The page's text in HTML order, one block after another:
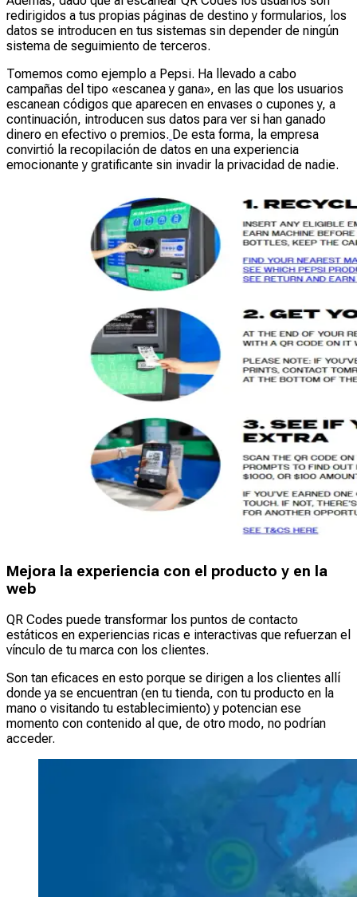
redirigidos a tus propias páginas de destino y formularios, los
datos se introducen en tus sistemas sin depender de ningún
sistema de seguimiento de terceros.
Tomemos como ejemplo a Pepsi. Ha llevado a cabo
campañas del tipo «escanea y gana», en las que los usuarios
escanean códigos que aparecen en envases o cupones y, a
continuación, introducen sus datos para ver si han ganado
dinero en efectivo o premios. De esta forma, la empresa
convirtió la recopilación de datos en una experiencia
emocionante y gratificante sin invadir la privacidad de nadie.
Mejora la experiencia con el producto y en la
web
QR Codes puede transformar los puntos de contacto
estáticos en experiencias ricas e interactivas que refuerzan el
vínculo de tu marca con los clientes.
Son tan eficaces en esto porque se dirigen a los clientes allí
donde ya se encuentran (en tu tienda, con tu producto en la
mano o visitando tu establecimiento) y potencian ese
momento con contenido al que, de otro modo, no podrían
acceder.